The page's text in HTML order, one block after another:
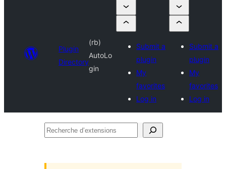
Plugin
Directory
(rb)
AutoLo
gin
Submit a
plugin
My
favorites
Log in
Submit a
plugin
My
favorites
Log in
Recherche